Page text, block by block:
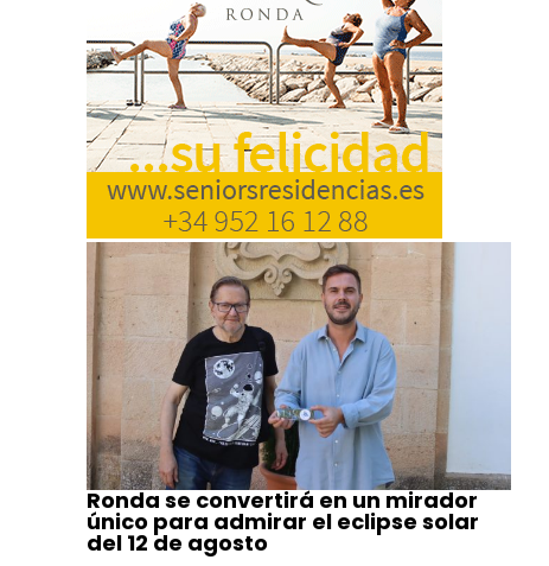
Ronda se convertirá en un mirador
único para admirar el eclipse solar
del 12 de agosto